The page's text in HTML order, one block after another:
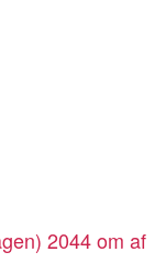
2044 om af